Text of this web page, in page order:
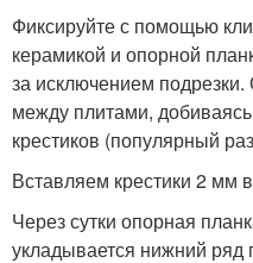
Фиксируйте с помощью
керамикой и опорной
за исключением
между плитами,
крестиков (популярный
Вставляем крестики 2 мм
Через сутки опорная
укладывается нижний ряд